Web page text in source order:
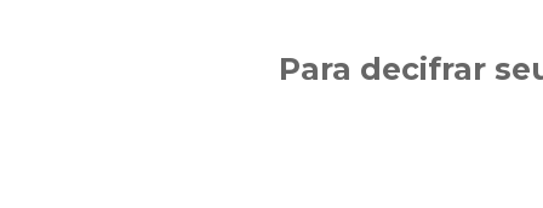
Para decifrar